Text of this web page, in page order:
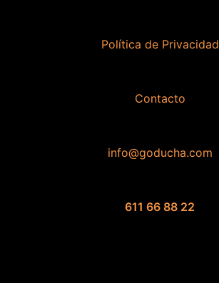
Política de Privacidad
Contacto
info@goducha.com
611 66 88 22